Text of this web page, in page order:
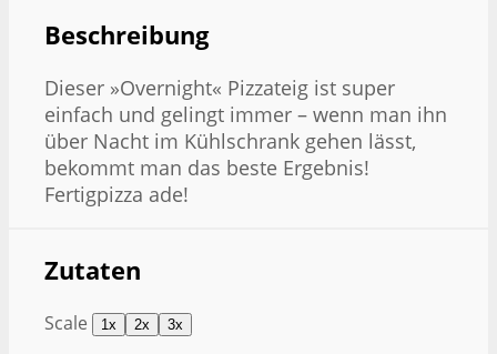
Beschreibung
Dieser »Overnight« Pizzateig ist super
einfach und gelingt immer – wenn man ihn
über Nacht im Kühlschrank gehen lässt,
bekommt man das beste Ergebnis!
Fertigpizza ade!
Zutaten
Scale 1x 2x 3x